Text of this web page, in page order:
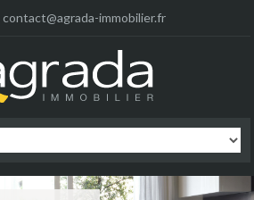
contact@agrada-immobilier.fr